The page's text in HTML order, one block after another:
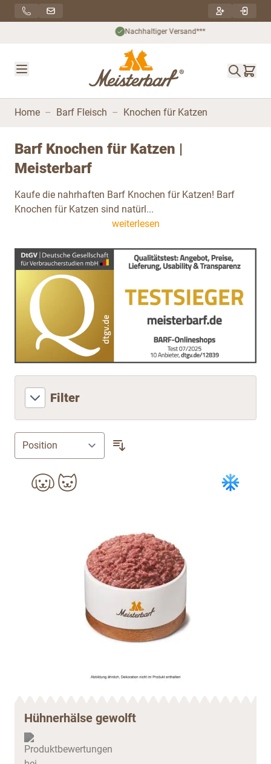
Direkt zum Inhalt
Nachhaltiger Versand***
Home – Barf Fleisch – Knochen für Katzen
Barf Knochen für Katzen |
Meisterbarf
Kaufe die nahrhaften Barf Knochen für Katzen! Barf
Knochen für Katzen sind natürl...
weiterlesen
Filter
Hühnerhälse gewolft